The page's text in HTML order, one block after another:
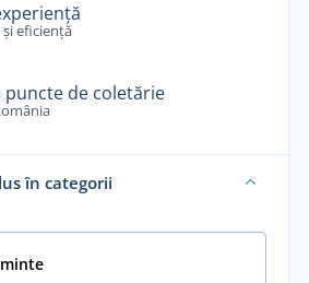
eficiență
puncte de coletărie
în categorii